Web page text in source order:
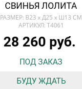
СВИНЬЯ ЛОЛИТА
РАЗМЕР: В23 х Д25 х Ш13 СМ
АРТИКУЛ: T4061
28 260 руб.
ПОД ЗАКАЗ
БУДУ ЖДАТЬ